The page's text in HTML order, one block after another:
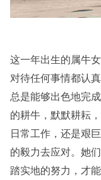
这一年出生的属牛
对待任何事情都认
总是能够出色地完
的耕牛，默默耕耘
日常工作，还是艰
的毅力去应对。她
踏实地的努力，才